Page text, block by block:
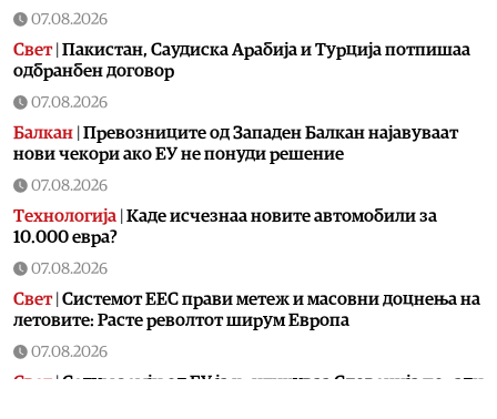
07.08.2026
Свет| Пакистан, Саудиска Арабија и Турција потпишаа
одбранбен договор
07.08.2026
Балкан Превозниците од Западен Балкан најавуваат
нови чекори ако ЕУ не понуди решение
07.08.2026
Технологија Kаде исчезнаа новите автомобили за
10.000 евра?
07.08.2026
Свет| Системот ЕЕС прави метеж и масовни доцнења на
летовите: Расте револтот ширум Европа
07.08.2026
Свет | Седум земји од ЕУ ја критикуваа Словенија поради